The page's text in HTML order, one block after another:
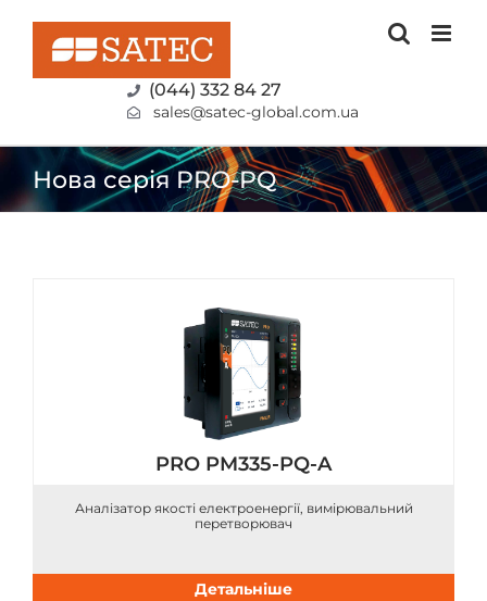
content
(044) 332 84 27
sales@satec-global.com.ua
Нова серія PRO-PQ
PRO PM335-PQ-A
Аналізатор якості електроенергії, вимірювальний
перетворювач
Детальніше